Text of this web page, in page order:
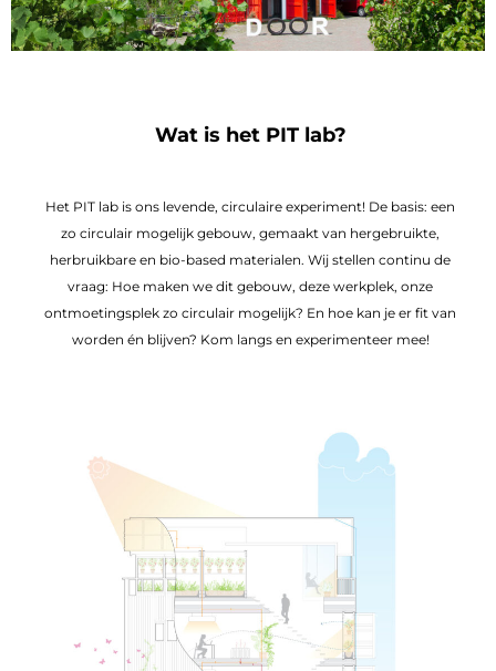
Wat is het PIT lab?
Het PIT lab is ons levende, circulaire experiment! De basis: een
zo circulair mogelijk gebouw, gemaakt van hergebruikte,
herbruikbare en bio-based materialen. Wij stellen continu de
vraag: Hoe maken we dit gebouw, deze werkplek, onze
ontmoetingsplek zo circulair mogelijk? En hoe kan je er fit van
worden én blijven? Kom langs en experimenteer mee!